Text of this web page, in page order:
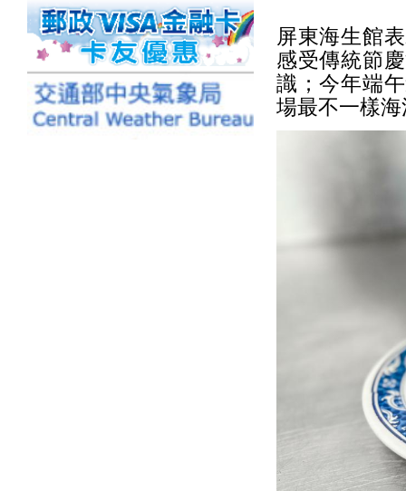
屏東海生館
感受傳統節
識；今年端
場最不一樣